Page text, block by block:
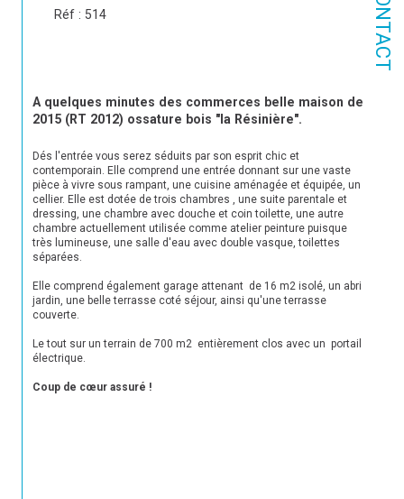
CONTACT
Réf : 514
A quelques minutes des commerces belle maison de
2015 (RT 2012) ossature bois "la Résinière".
Dés l'entrée vous serez séduits par son esprit chic et
contemporain. Elle comprend une entrée donnant sur une vaste
pièce à vivre sous rampant, une cuisine aménagée et équipée, un
cellier. Elle est dotée de trois chambres , une suite parentale et
dressing, une chambre avec douche et coin toilette, une autre
chambre actuellement utilisée comme atelier peinture puisque
très lumineuse, une salle d'eau avec double vasque, toilettes
séparées.
Elle comprend également garage attenant  de 16 m2 isolé, un abri
jardin, une belle terrasse coté séjour, ainsi qu'une terrasse
couverte.
Le tout sur un terrain de 700 m2  entièrement clos avec un  portail
électrique.
Coup de cœur assuré !